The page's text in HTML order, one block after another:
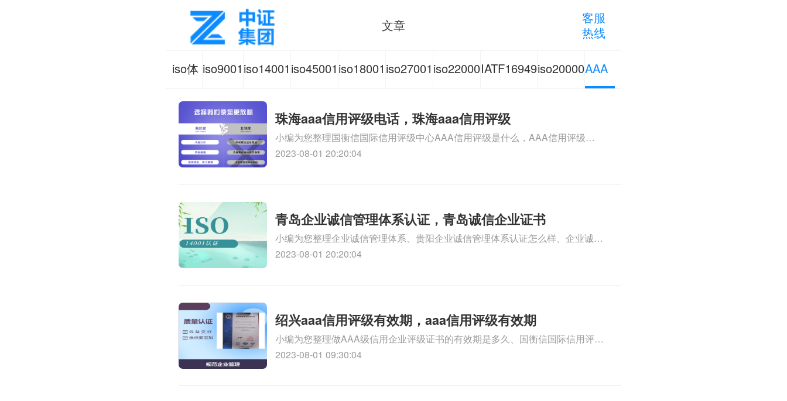
文章
客服
热线
iso体
系认
证知
识
iso9001
质量管
理体系
认证咨
iso14001
环境管理
体系认证
咨询
iso45001
安全管理
iso18001
体系认证
iso27001
管理体系
iso22000
管理体系
IATF16949
质量体系
iso20000
服务管理
AAA
企业
珠海aaa信用评级电话，珠海aaa信用评级
小编为您整理国衡信国际信用评级中心AAA信用评级是什么，AAA信用评级专
业吗、美国信用评级AAA是什么、中国是不是AAA信用评级、aaa信用评级怎样
2023-08-01 20:20:04
青岛企业诚信管理体系认证，青岛诚信企业证书
小编为您整理企业诚信管理体系、贵阳企业诚信管理体系认证怎么样、企业诚信
管理体系认证培训哪家专业、诚信管理体系认证咨询企业哪家好、企业诚信管理
2023-08-01 20:20:04
绍兴aaa信用评级有效期，aaa信用评级有效期
小编为您整理做AAA级信用企业评级证书的有效期是多久、国衡信国际信用评级
中心AAA信用评级是什么，AAA信用评级专业吗、美国信用评级AAA是什么、
2023-08-01 09:30:04